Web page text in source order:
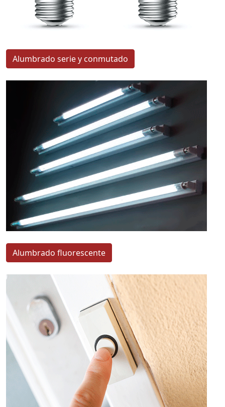
Alumbrado serie y conmutado
Alumbrado fluorescente